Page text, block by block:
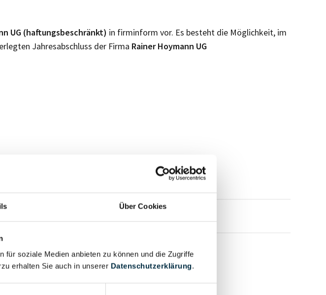
Über Cookies
soziale Medien anbieten zu können und die Zugriffe
erhalten Sie auch in unserer Datenschutzerklärung.
UG (haftungsbeschränkt) in firminform vor. Es besteht die Möglichkeit, im
Jahresabschluss der Firma Rainer Hoymann UG